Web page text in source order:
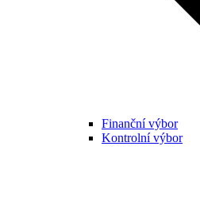
Finanční výbor
Kontrolní výbor